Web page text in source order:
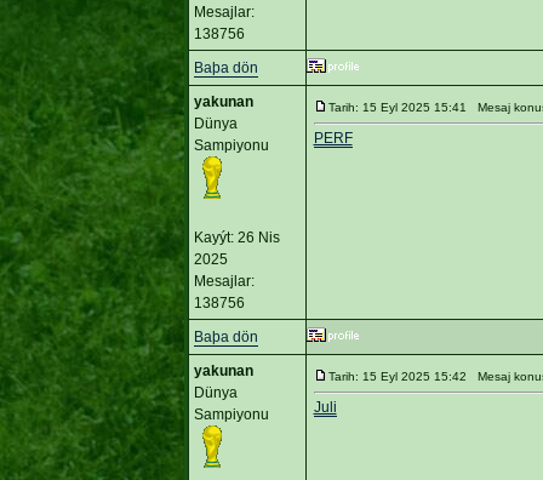
Mesajlar:
138756
Baþa dön
yakunan
Dünya
Sampiyonu
Kayýt: 26 Nis
2025
Mesajlar:
138756
Tarih: 15 Eyl 2025 15:41 Mesaj
PERF
Baþa dön
yakunan
Dünya
Sampiyonu
Tarih: 15 Eyl 2025 15:42 Mesaj
Juli